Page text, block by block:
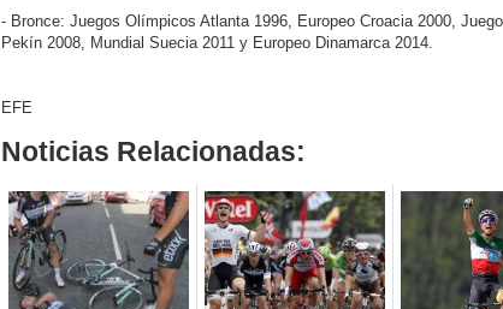
- Bronce: Juegos Olímpicos Atlanta 1996, Europeo Croacia 2000,
Pekín 2008, Mundial Suecia 2011 y Europeo Dinamarca 2014.
EFE
Noticias Relacionadas: